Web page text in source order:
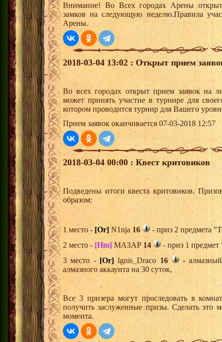
Внимание! Во Всех городах Арены
замков на следующую неделю.Правила
Арены.
2018-03-04 13:02 : Открыт прием
Во всех городах открыт прием заявок на
может принять участие в турнире для
котором проводится турнир для Вашего
Прием заявок оканчивается 07-03-2018 12:57
2018-03-04 00:00 : Квест критовиков
Подведены итоги квеста критовиков.
образом:
1 место - [Or] N1nja 16
- приз 2 предмета
2 место - [Hm] МАЗАР 14
- приз 1
3 место - [Or] Ignis_Draco 16
-
алмазного аккаунта на 30 суток,
Все 3 призера могут проследовать в
получить заслуженные призы. Сделать это
момента.